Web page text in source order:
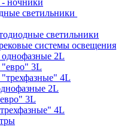
ночники
светильники
светильники
системы освещения
2L
3L
4L
2L
3L
4L